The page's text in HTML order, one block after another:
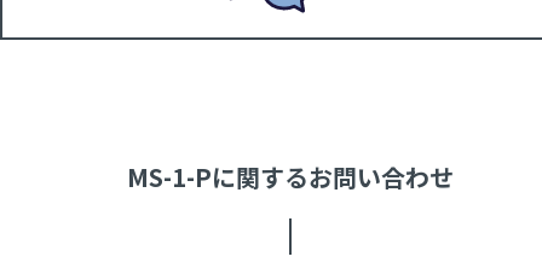
MS-1-Pに関するお問い合わせ